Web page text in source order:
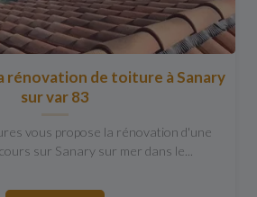
rénovation de toiture à Sanary
sur var 83
vous propose la rénovation d'une
sur Sanary sur mer dans le...